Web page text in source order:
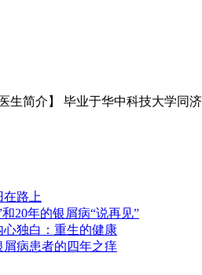
生简介】 毕业于华中科技大学同
在路上
和20年的银屑病“说再见”
心独白：重生的健康
屑病患者的四年之痒